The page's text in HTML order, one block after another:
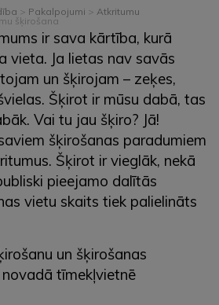
> Pakalpojumi > Atkritumu
šķirošana
ir sava kārtība, kurā
vieta. Ja lietas nav savās
un šķirojam – zeķes,
Šķirot ir mūsu dabā, tas
Vai tu jau šķiro? Jā!
šķirošanas paradumiem
Šķirot ir vieglāk, nekā
pieejamo dalītās
vietu skaits tiek palielināts
un šķirošanas
tīmekļvietnē